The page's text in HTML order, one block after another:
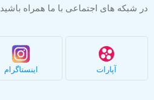
در شبکه های اجتماعی با ما همراه باشید
آپارات اینستاگرام